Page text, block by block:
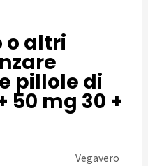
o altri
pillole di
50 mg 30 +
Vegavero